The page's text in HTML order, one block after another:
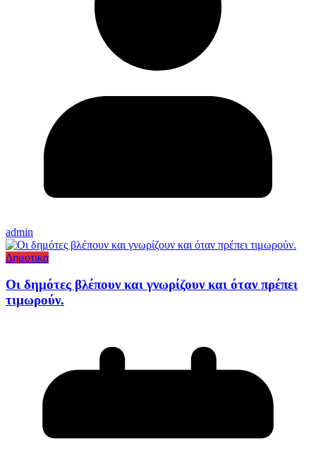
admin
Δημοτικα
Οι δημότες βλέπουν και γνωρίζουν και όταν πρέπει
τιμωρούν.